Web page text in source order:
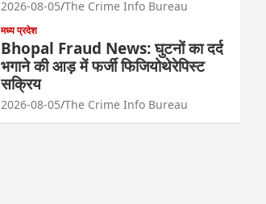
2026-08-05 The Crime Info Bureau
मध्य प्रदेश
Bhopal Fraud News: घुटनों का दर्द
भगाने की आड़ में फर्जी फिजियोथेरेपिस्ट
सक्रिय
2026-08-05 The Crime Info Bureau